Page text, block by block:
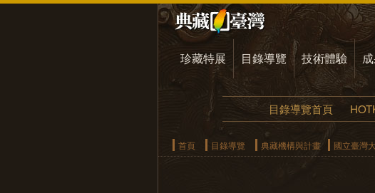
珍藏特展 目錄導覽 技術體驗
目錄導覽首頁
首頁 目錄導覽 典藏機構與計畫 國立臺灣